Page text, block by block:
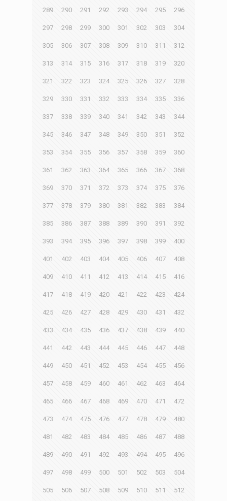
289 290 291 292 293 294 295 296
297 298 299 300 301 302 303 304
305 306 307 308 309 310 311 312
313 314 315 316 317 318 319 320
321 322 323 324 325 326 327 328
329 330 331 332 333 334 335 336
337 338 339 340 341 342 343 344
345 346 347 348 349 350 351 352
353 354 355 356 357 358 359 360
361 362 363 364 365 366 367 368
369 370 371 372 373 374 375 376
377 378 379 380 381 382 383 384
385 386 387 388 389 390 391 392
393 394 395 396 397 398 399 400
401 402 403 404 405 406 407 408
409 410 411 412 413 414 415 416
417 418 419 420 421 422 423 424
425 426 427 428 429 430 431 432
433 434 435 436 437 438 439 440
441 442 443 444 445 446 447 448
449 450 451 452 453 454 455 456
457 458 459 460 461 462 463 464
465 466 467 468 469 470 471 472
473 474 475 476 477 478 479 480
481 482 483 484 485 486 487 488
489 490 491 492 493 494 495 496
497 498 499 500 501 502 503 504
505 506 507 508 509 510 511 512